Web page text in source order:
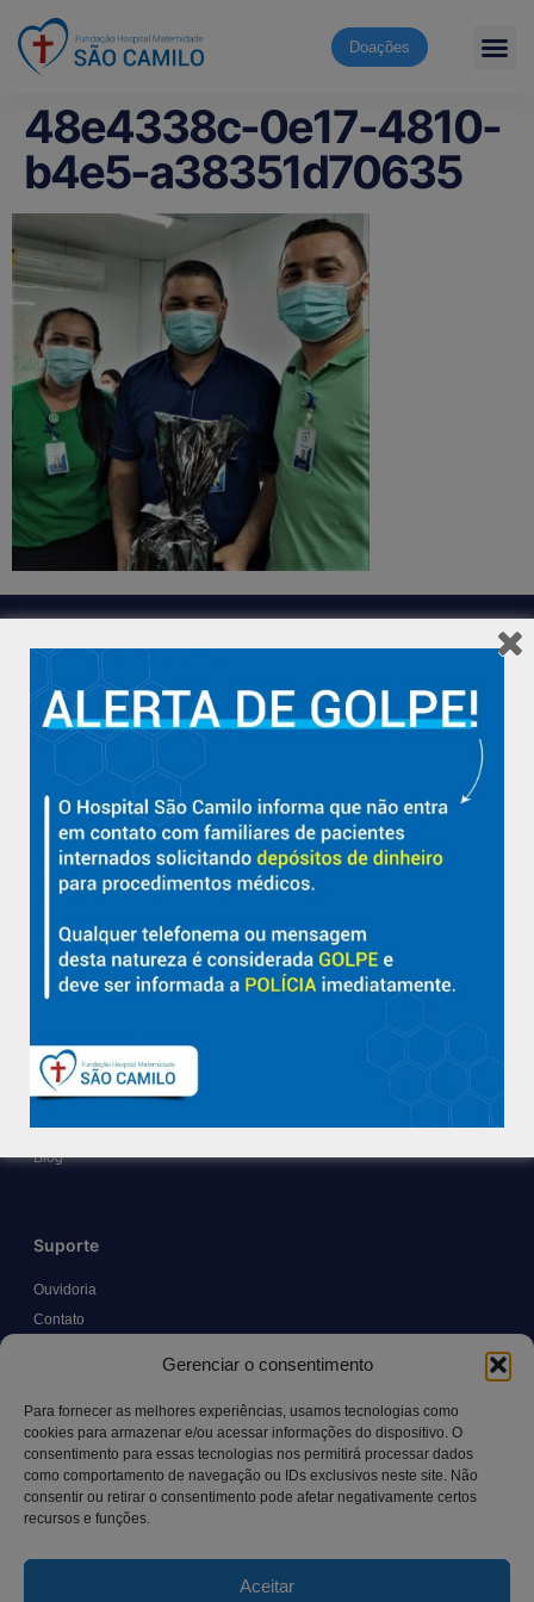
Gerenciar o consentimento
Para fornecer as melhores experiências, usamos tecnologias como
cookies para armazenar e/ou acessar informações do dispositivo. O
consentimento para essas tecnologias nos permitirá processar dados
como comportamento de navegação ou IDs exclusivos neste site. Não
consentir ou retirar o consentimento pode afetar negativamente certos
recursos e funções.
Aceitar
Doações
48e4338c-0e17-4810-
b4e5-a38351d70635
Hospital São Camilo – há mais de 50 anos cuidando da saúde
com qualidade, acolhimento e compromisso com a vida em
Aracruz e região.
Sobre
Diretorias
Políticas e Normas
Trabalhe Conosco
Blog
Suporte
Ouvidoria
Contato
Canal LGPD e Segurança da Informação
Contato